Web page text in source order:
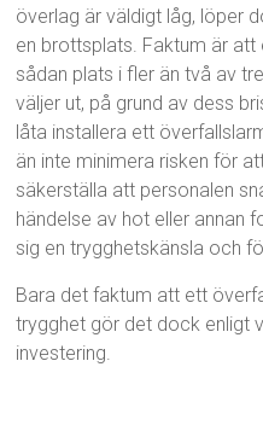
överlag är väldigt låg, löper
en brottsplats. Faktum är att
sådan plats i fler än två av
väljer ut, på grund av dess
låta installera ett
än inte minimera risken för
säkerställa att personalen
händelse av hot eller annan
sig en trygghetskänsla och
Bara det faktum att ett
trygghet gör det dock enligt
investering.